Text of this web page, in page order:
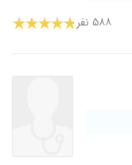
۵۸۸ نفر